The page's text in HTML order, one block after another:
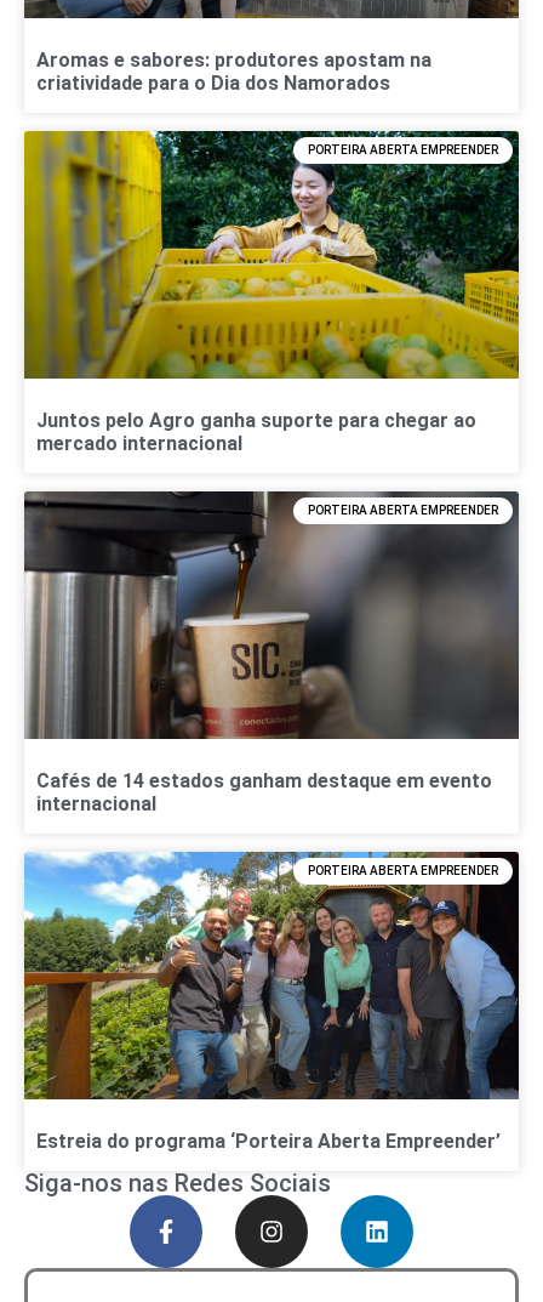
Aromas e sabores: produtores apostam na
criatividade para o Dia dos Namorados
PORTEIRA ABERTA EMPREENDER
Juntos pelo Agro ganha suporte para chegar ao
mercado internacional
PORTEIRA ABERTA EMPREENDER
Cafés de 14 estados ganham destaque em evento
internacional
PORTEIRA ABERTA EMPREENDER
Estreia do programa ‘Porteira Aberta Empreender’
Siga-nos nas Redes Sociais